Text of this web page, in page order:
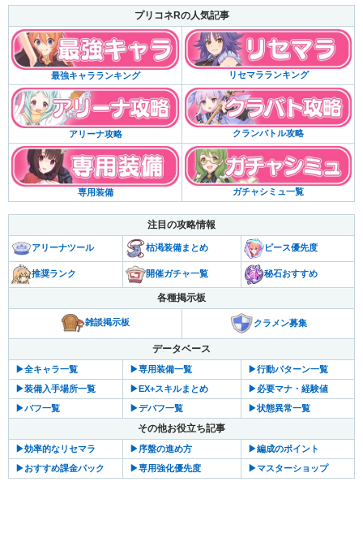
プリコネRの人気記事
最強キャラランキング リセマラランキング
アリーナ攻略 クランバトル攻略
専用装備 ガチャシミュ一覧
注目の攻略情報
アリーナツール 枯渇装備まとめ ピース優先度
推奨ランク 開催ガチャ一覧 秘石おすすめ
各種掲示板
雑談掲示板 クラメン募集
データベース
▶︎全キャラ一覧 ▶︎専用装備一覧
▶︎行動パターン一覧
▶︎装備入手場所一覧
▶︎EX+スキルまとめ
▶︎必要マナ・経験値
▶︎バフ一覧
▶︎デバフ一覧 ▶︎状態異常一覧
その他お役立ち記事
▶︎効率的なリセマラ ▶︎序盤の進め方
▶︎編成のポイント
▶︎おすすめ課金パック
▶︎専用強化優先度 ▶︎マスターショップ